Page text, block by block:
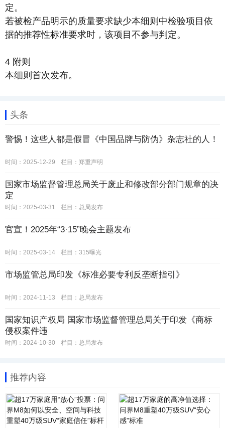
定。
若被检产品明示的质量要求缺少本细则中检验项目依
据的推荐性标准要求时，该项目不参与判定。
4 附则
本细则首次发布。
头条
警惕！这些人都是假冒《中国品牌与防伪》杂志社的人！
时间：2025-12-29 栏目： 郑重声明
国家市场监督管理总局关于废止和修改部分部门规章的决
定
时间：2025-03-31 栏目： 总局发布
官宣！2025年“3·15”晚会主题发布
时间：2025-03-14 栏目： 315曝光
市场监管总局印发《标准必要专利反垄断指引》
时间：2024-11-13 栏目： 总局发布
国家知识产权局 国家市场监督管理总局关于印发《商标
侵权案件违
时间：2024-10-30 栏目： 总局发布
推荐内容